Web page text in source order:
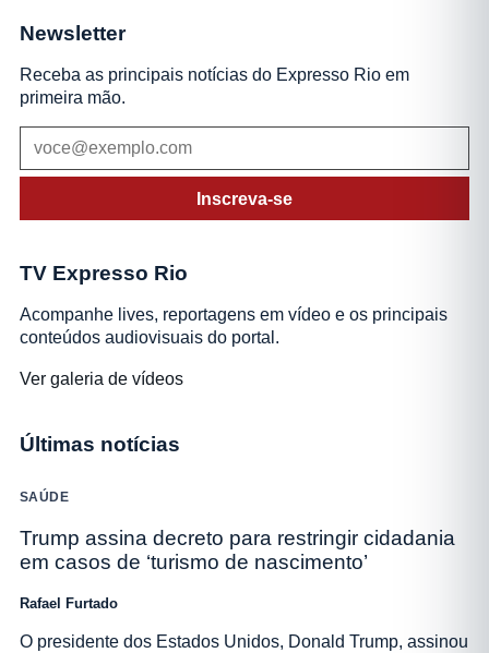
Newsletter
Receba as principais notícias do Expresso Rio em
primeira mão.
Inscreva-se
TV Expresso Rio
Acompanhe lives, reportagens em vídeo e os principais
conteúdos audiovisuais do portal.
Ver galeria de vídeos
Últimas notícias
SAÚDE
Trump assina decreto para restringir cidadania
em casos de ‘turismo de nascimento’
Rafael Furtado
O presidente dos Estados Unidos, Donald Trump, assinou